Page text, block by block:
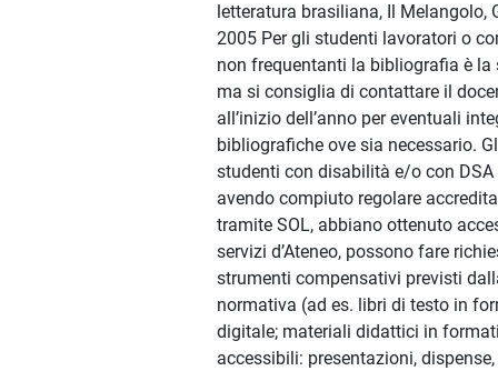
letteratura brasiliana, Il Melangolo,
2005 Per gli studenti lavoratori o
non frequentanti la bibliografia è la
ma si consiglia di contattare il
all’inizio dell’anno per eventuali
bibliografiche ove sia necessario.
studenti con disabilità e/o con DSA
avendo compiuto regolare
tramite SOL, abbiano ottenuto
servizi d’Ateneo, possono fare
strumenti compensativi previsti
normativa (ad es. libri di testo in
digitale; materiali didattici in
accessibili: presentazioni, dispense,